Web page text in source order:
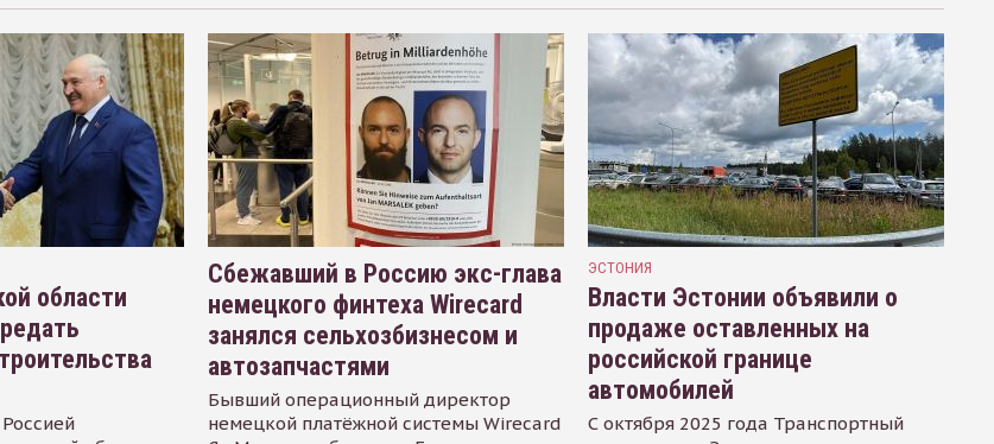
области
Сбежавший в Россию экс-глава
немецкого финтеха Wirecard
занялся сельхозбизнесом и
автозапчастями
Бывший операционный директор
немецкой платёжной системы Wirecard
ЭСТОНИЯ
Власти Эстонии объявили о
продаже оставленных на
российской границе
автомобилей
С октября 2025 года Транспортный